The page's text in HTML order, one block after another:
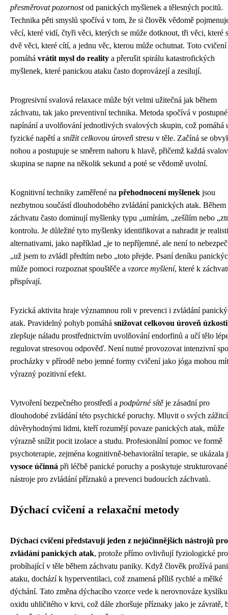
přesměrovat pozornostod panických myšlenek a tělesných pocitů.
Technika pěti smyslů spočívá v tom, že si člověk vědomě
věcí, které vidí, čtyři věci, kterých se může dotknout, tři věci, které
dvě věci, které cítí, a jednu věc, kterou může ochutnat. Toto cvičení
pomáhá vrátit mysl do reality a přerušit spirálu katastrofických
myšlenek, které panickou ataku často doprovázejí a zesilují.
Progresivní svalová relaxace může být velmi užitečná jak během
záchvatu, tak jako preventivní technika. Metoda spočívá v
napínání a uvolňování jednotlivých svalových skupin, což pomáhá
fyzické napětí a snížit celkovou úroveň stresu v těle. Začíná se
nohou a postupuje se směrem nahoru k hlavě, přičemž každá
skupina se napne na několik sekund a poté se vědomě uvolní.
Kognitivní techniky zaměřené na přehodnocení myšlenek jsou
nezbytnou součástí dlouhodobého zvládání panických atak. Během
záchvatu často dominují myšlenky typu „umírám, „zešílím nebo
kontrolu. Je důležité tyto myšlenky identifikovat a nahradit je
alternativami, jako například „je to nepříjemné, ale není to
„už jsem to zvládl předtím nebo „toto přejde. Psaní deníku
může pomoci rozpoznat spouštěče a vzorce myšlení, které k
přispívají.
Fyzická aktivita hraje významnou roli v prevenci i zvládání
atak. Pravidelný pohyb pomáhá snižovat celkovou úroveň úzkosti
zlepšuje náladu prostřednictvím uvolňování endorfinů a učí tělo
regulovat stresovou odpověď. Není nutné provozovat intenzivní
procházky v přírodě nebo jemné formy cvičení jako jóga mohou mít
výrazný pozitivní efekt.
Vytvoření bezpečného prostředí a podpůrné sítě je zásadní pro
dlouhodobé zvládání této psychické poruchy. Mluvit o svých
důvěryhodnými lidmi, kteří rozumějí povaze panických atak, může
výrazně snížit pocit izolace a studu. Profesionální pomoc ve formě
psychoterapie, zejména kognitivně-behaviorální terapie, se ukázala
vysoce účinná při léčbě panické poruchy a poskytuje strukturované
nástroje pro zvládání příznaků a prevenci budoucích záchvatů.
Dýchací cvičení a relaxační metody
Dýchací cvičení představují jeden z nejúčinnějších nástrojů pro
zvládání panických atak, protože přímo ovlivňují fyziologické
probíhající v těle během záchvatu paniky. Když člověk prožívá
ataku, dochází k hyperventilaci, což znamená příliš rychlé a mělké
dýchání. Tato změna dýchacího vzorce vede k nerovnováze
oxidu uhličitého v krvi, což dále zhoršuje příznaky jako je závratě,